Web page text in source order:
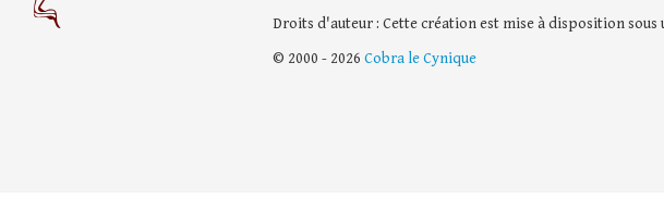
Droits d'auteur : Cette création est mise à disposition sous
© 2000 - 2026 Cobra le Cynique